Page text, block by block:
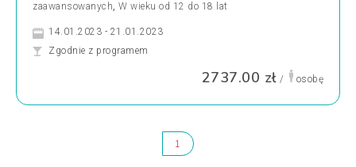
zaawansowanych, W wieku od 12 do 18 lat
14.01.2023 - 21.01.2023
Zgodnie z programem
2737.00 zł / osobę
1